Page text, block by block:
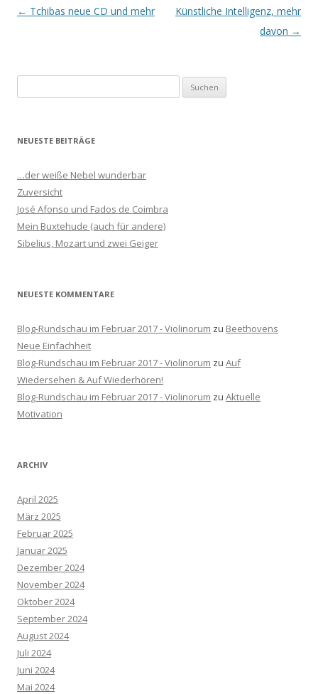
Beitrags-
← Tchibas neue CD und mehr
Künstliche Intelligenz, mehr
davon →
u
h
n
a
c
h
NEUESTE BEITRÄGE
…der weiße Nebel wunderbar
Zuversicht
José Afonso und Fados de Coimbra
Mein Buxtehude (auch für andere)
Sibelius, Mozart und zwei Geiger
NEUESTE KOMMENTARE
Blog-Rundschau im Februar 2017 - Violinorum zu Beethovens
Neue Einfachheit
Blog-Rundschau im Februar 2017 - Violinorum zu Auf
Wiedersehen & Auf Wiederhören!
Blog-Rundschau im Februar 2017 - Violinorum zu Aktuelle
Motivation
ARCHIV
April 2025
März 2025
Februar 2025
Januar 2025
Dezember 2024
November 2024
Oktober 2024
September 2024
August 2024
Juli 2024
Juni 2024
Mai 2024